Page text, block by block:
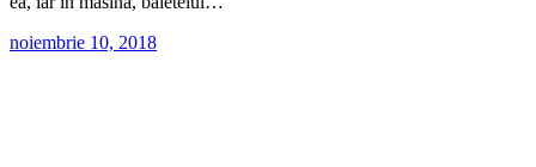
noiembrie 10, 2018